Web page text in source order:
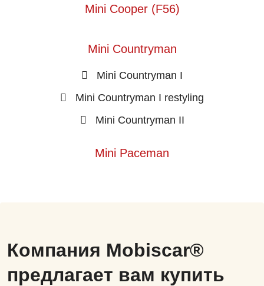
Mini Cooper (F56)
Mini Countryman
Mini Countryman I
Mini Countryman I restyling
Mini Countryman II
Mini Paceman
Компания Mobiscar®
предлагает вам купить